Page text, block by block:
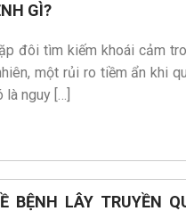
GÌ?
đôi tìm kiếm khoái cảm
một rủi ro tiềm ẩn khi
nguy […]
BỆNH LÂY TRUYỀN
Bs. Lê Đỗ Nguyên